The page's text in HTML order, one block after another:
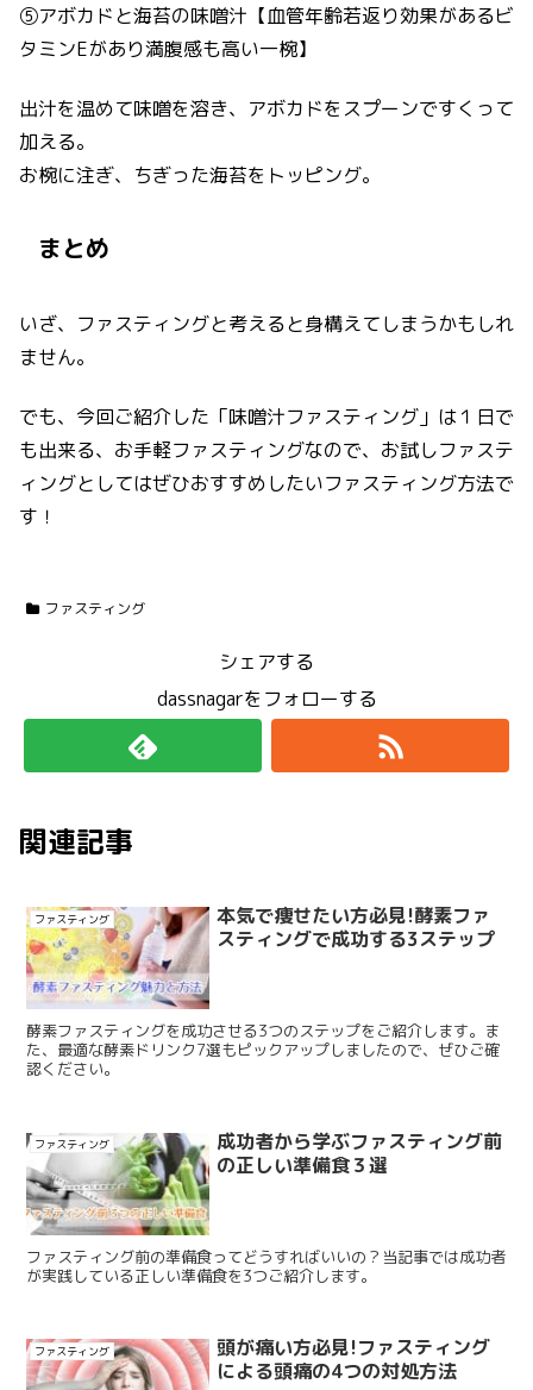
⑤アボカドと海苔の味噌汁【血管年齢若返り効果があるビ
タミンEがあり満腹感も高い一椀】
出汁を温めて味噌を溶き、アボカドをスプーンですくって
加える。
お椀に注ぎ、ちぎった海苔をトッピング。
まとめ
いざ、ファスティングと考えると身構えてしまうかもしれ
ません。
でも、今回ご紹介した「味噌汁ファスティング」は１日で
も出来る、お手軽ファスティングなので、お試しファステ
ィングとしてはぜひおすすめしたいファスティング方法で
す！
ファスティング
シェアする
dassnagarをフォローする
関連記事
ファスティング
本気で痩せたい方必見!酵素ファ
スティングで成功する3ステップ
酵素ファスティングを成功させる3つのステップをご紹介します。ま
た、最適な酵素ドリンク7選もピックアップしましたので、ぜひご確
認ください。
ファスティング
成功者から学ぶファスティング前
の正しい準備食３選
ファスティング前の準備食ってどうすればいいの？当記事では成功者
が実践している正しい準備食を3つご紹介します。
ファスティング
頭が痛い方必見!ファスティング
による頭痛の4つの対処方法